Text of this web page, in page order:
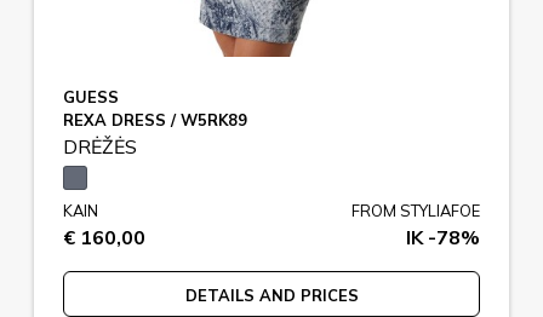
GUESS
REXA DRESS / W5RK89
DRĖŽĖS
KAIN
€ 160,00
FROM STYLIAFOE
IK -78%
DETAILS AND PRICES